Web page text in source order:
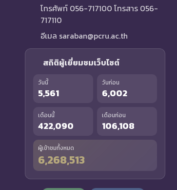
โทรศัพท์ 056-717100 โทรสาร 056-
717110
อีเมล saraban@pcru.ac.th
สถิติผู้เยี่ยมชมเว็บไซต์
วันนี้
5,561
วันก่อน
6,002
เดือนนี้
422,090
เดือนก่อน
106,108
ผู้เข้าชมทั้งหมด
6,268,513